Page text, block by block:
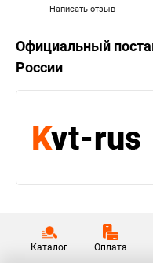
Написать отзыв
Официальный
России
Каталог Оплата